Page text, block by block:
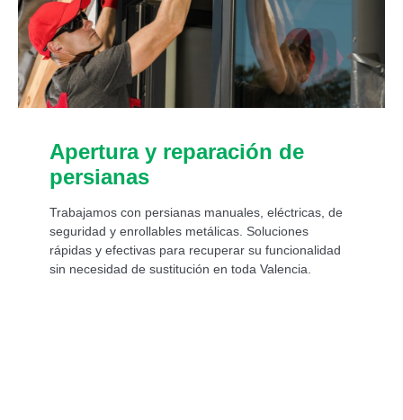
Apertura y reparación de
persianas
Trabajamos con persianas manuales, eléctricas, de
seguridad y enrollables metálicas. Soluciones
rápidas y efectivas para recuperar su funcionalidad
sin necesidad de sustitución en toda Valencia.